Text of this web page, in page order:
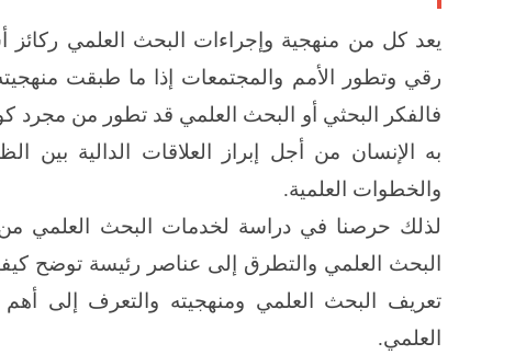
يعد كل من منهجية وإجراءات البحث العلمي
رقي وتطور الأمم والمجتمعات إذا ما طبقت
فالفكر البحثي أو البحث العلمي قد تطور من مجرد
به الإنسان من أجل إبراز العلاقات الدالية بين
والخطوات العلمية.
لذلك حرصنا في دراسة لخدمات البحث العلمي
البحث العلمي والتطرق إلى عناصر رئيسة توضح
تعريف البحث العلمي ومنهجيته والتعرف إلى
العلمي.